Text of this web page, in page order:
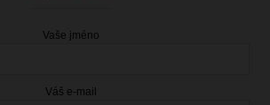
Vaše jméno
Váš e-mail